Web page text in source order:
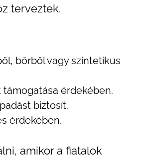
terveztek.
bőrből vagy szintetikus
érdekében.
biztosít.
érdekében.
amikor a fiatalok